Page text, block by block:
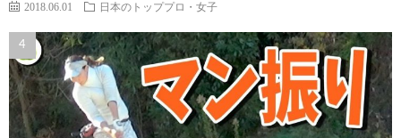
2018.06.01 日本のトッププロ・女子